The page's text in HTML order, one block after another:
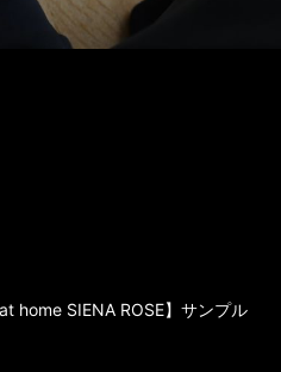
home SIENA ROSE】サンプル